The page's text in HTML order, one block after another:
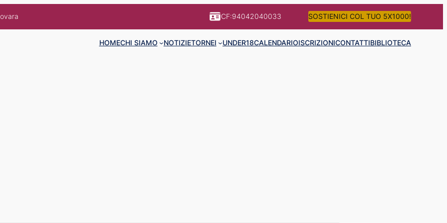
CF:94042040033 SOSTIENICI COL TUO 5X1000!
HOMECHI SIAMO NOTIZIETORNEI UNDER18CALENDARIOISCRIZIONICONTATTIBIBLIOTECA